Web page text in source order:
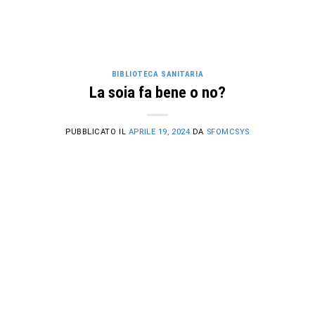
BIBLIOTECA SANITARIA
La soia fa bene o no?
PUBBLICATO IL APRILE 19, 2024 DA SFOMCSYS